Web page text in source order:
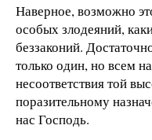
Наверное, возможно
особых злодеяний,
беззаконий.
только один, но всем
несоответствия той
поразительному
нас Господь.